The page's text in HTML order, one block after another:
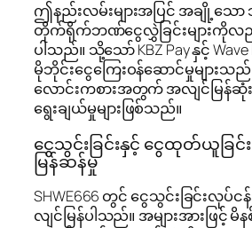
ဤနည်းလမ်းများအပြင် အချို့သော
တိုက်ရိုက်ဘဏ်ငွေလွှဲခြင်းများကိုလ
ပါသည်။ သို့သော် KBZ Pay နှင့်
မိုဘိုင်းငွေကြေးဝန်ဆောင်မှုများသည်
လောင်းကစားအတွက် အလျင်မြန်ဆုံ
ရွေးချယ်မှုများဖြစ်သည်။
ငွေသွင်းခြင်းနှင့် ငွေထုတ်ယူခြ
မြန်ဆန်မှု
SHWE666 တွင် ငွေသွင်းခြင်းလု
လျင်မြန်ပါသည်။ အများအားဖြင့်